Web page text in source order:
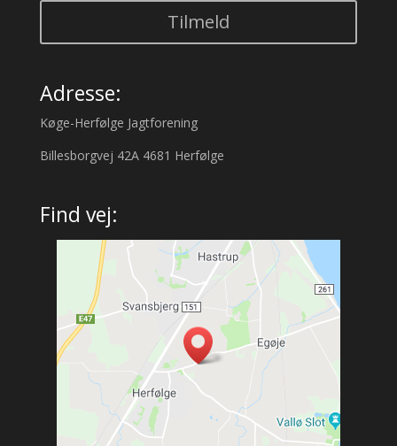
Tilmeld
Adresse:
Køge-Herfølge Jagtforening
Billesborgvej 42A 4681 Herfølge
Find vej: